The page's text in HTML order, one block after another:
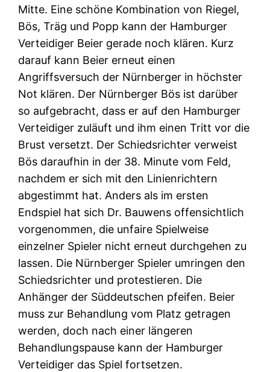
Mitte. Eine schöne Kombination von Riegel,
Bös, Träg und Popp kann der Hamburger
Verteidiger Beier gerade noch klären. Kurz
darauf kann Beier erneut einen
Angriffsversuch der Nürnberger in höchster
Not klären. Der Nürnberger Bös ist darüber
so aufgebracht, dass er auf den Hamburger
Verteidiger zuläuft und ihm einen Tritt vor die
Brust versetzt. Der Schiedsrichter verweist
Bös daraufhin in der 38. Minute vom Feld,
nachdem er sich mit den Linienrichtern
abgestimmt hat. Anders als im ersten
Endspiel hat sich Dr. Bauwens offensichtlich
vorgenommen, die unfaire Spielweise
einzelner Spieler nicht erneut durchgehen zu
lassen. Die Nürnberger Spieler umringen den
Schiedsrichter und protestieren. Die
Anhänger der Süddeutschen pfeifen. Beier
muss zur Behandlung vom Platz getragen
werden, doch nach einer längeren
Behandlungspause kann der Hamburger
Verteidiger das Spiel fortsetzen.